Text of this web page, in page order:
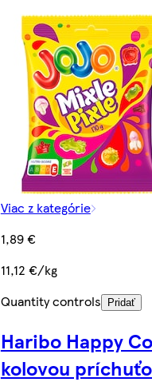
Viac z kategórie
1,89 €
11,12 €/kg
Quantity controls
Pridať
Haribo Happy
kolovou